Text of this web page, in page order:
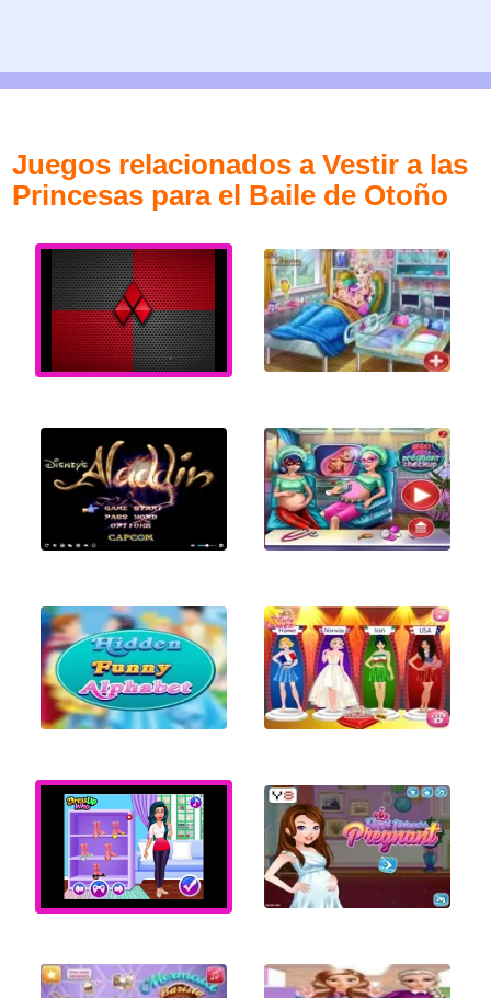
Juegos relacionados a Vestir a las
Princesas para el Baile de Otoño